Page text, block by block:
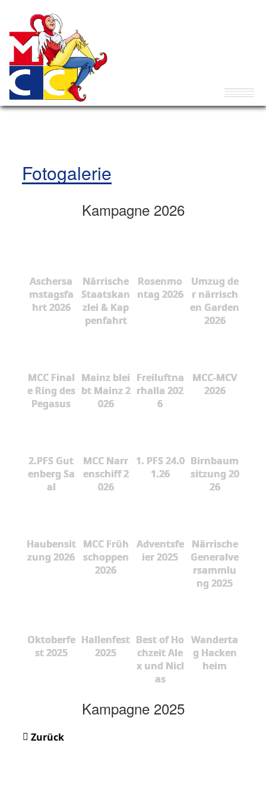
Fotogalerie
Kampagne 2026
Aschersa
mstagsfa
hrt 2026
Närrische
Staatskan
zlei & Kap
penfahrt
Rosenmo
ntag 2026
Umzug de
r närrisch
en Garden
2026
MCC Final
e Ring des
Pegasus
Mainz blei
bt Mainz 2
026
Freiluftna
rhalla 202
6
MCC-MCV
2026
2.PFS Gut
enberg Sa
al
MCC Narr
enschiff 2
026
1. PFS 24.0
1.26
Birnbaum
sitzung 20
26
Haubensit
zung 2026
MCC Früh
schoppen
2026
Adventsfe
ier 2025
Närrische
Generalve
rsammlu
ng 2025
Oktoberfe
st 2025
Hallenfest
2025
Best of Ho
chzeit Ale
x und Nicl
as
Wanderta
g Hacken
heim
Kampagne 2025
Zurück